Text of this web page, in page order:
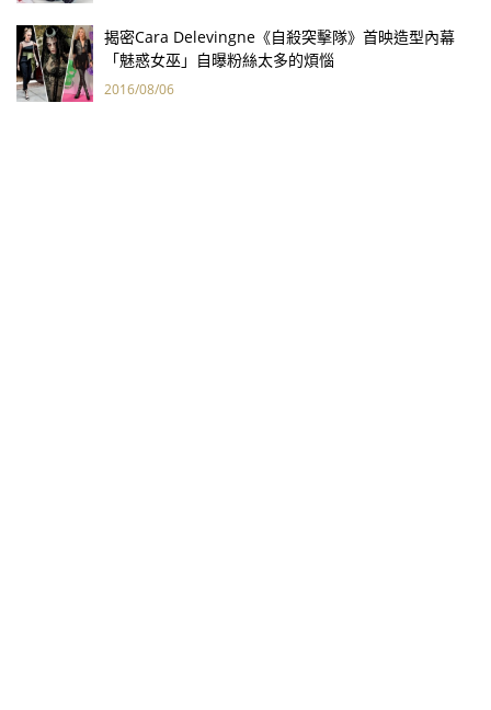
揭密Cara Delevingne《自殺突擊隊》首映造型內幕
「魅惑女巫」自曝粉絲太多的煩惱
2016/08/06